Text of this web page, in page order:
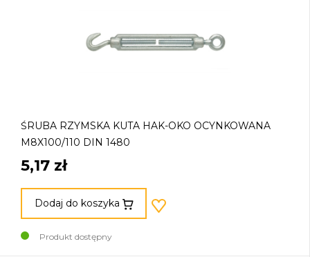
ŚRUBA RZYMSKA KUTA HAK-OKO OCYNKOWANA
M8X100/110 DIN 1480
5,17 zł
Dodaj do koszyka
Produkt dostępny